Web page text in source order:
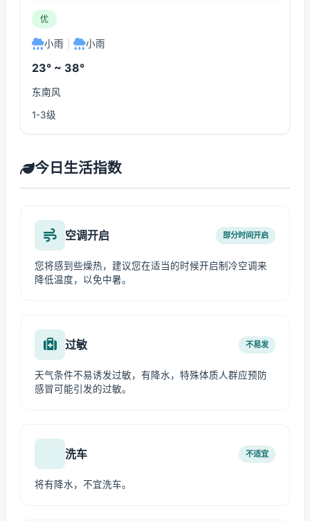
优
小雨 小雨
23° ~ 38°
东南风
1-3级
今日生活指数
空调开启 部分时间开启
您将感到些燥热，建议您在适当的时候开启制冷空调来
降低温度，以免中暑。
过敏 不易发
天气条件不易诱发过敏，有降水，特殊体质人群应预防
感冒可能引发的过敏。
洗车 不适宜
将有降水，不宜洗车。